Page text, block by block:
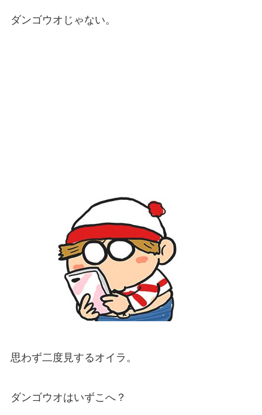
ダンゴウオじゃない。
思わず二度見するオイラ。
ダンゴウオはいずこへ？